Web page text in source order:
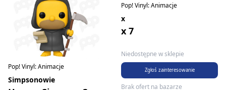
Pop! Vinyl: Animacje
Simpsonowie
Pop! Vinyl: Animacje
x
x 7
Niedostępne w sklepie
Zgłoś zainteresowanie
Brak ofert na bazarze